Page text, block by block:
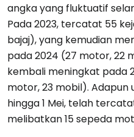
angka yang fluktuatif
Pada 2023, tercatat 55
bajaj), yang kemudian
pada 2024 (27 motor, 22
kembali meningkat pada
motor, 23 mobil). Adapun
hingga 1 Mei, telah
melibatkan 15 sepeda